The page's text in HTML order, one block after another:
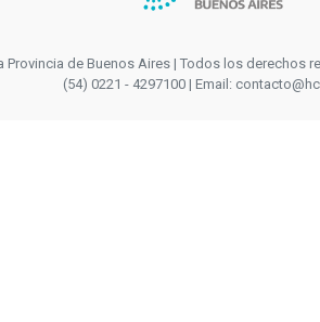
de Buenos Aires | Todos los derechos
(54) 0221 - 4297100 | Email: